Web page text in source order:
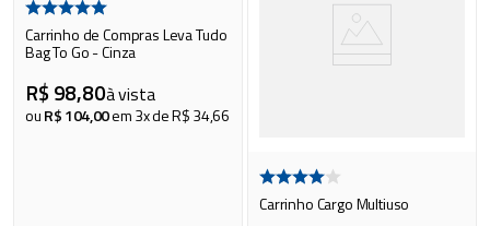
Carrinho de Compras Leva Tudo
Bag To Go - Cinza
R$ 98,80à vista
ouR$104,00em3x deR$34,66
Carrinho Cargo Multiuso